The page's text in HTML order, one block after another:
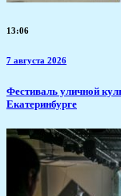
13:06
7 августа 2026
​Фестиваль уличной
Екатеринбурге